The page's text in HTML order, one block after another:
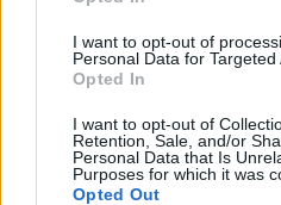
I want to opt-out of
Personal Data for Targeted
Opted In
I want to opt-out of
Retention, Sale, and/or
Personal Data that Is
Purposes for which it was
Opted Out
Desatoros Lidesa.
Málaga (Málaga)
Ver más